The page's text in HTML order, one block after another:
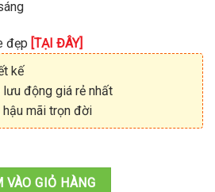
đẹp [TẠI ĐÂY]
kế
động giá rẻ nhất
hậu mãi trọn đời
số lượng
VÀO GIỎ HÀNG